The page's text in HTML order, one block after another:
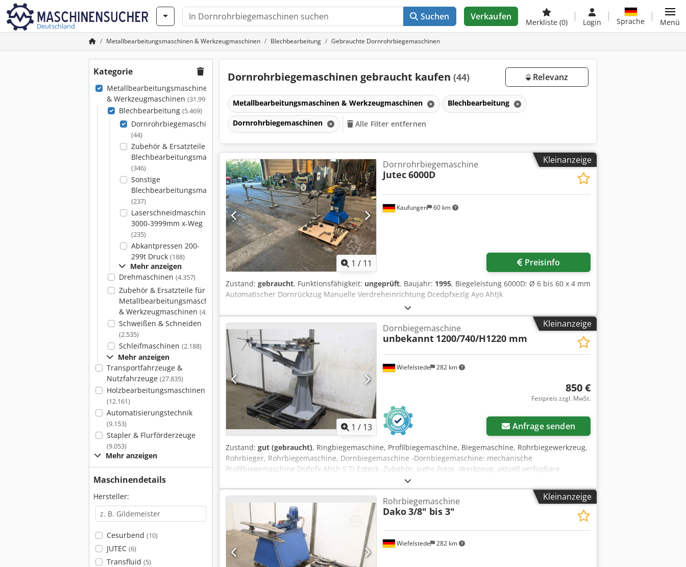
Deutschland
Suchen Verkaufen
Merkliste (0) Login Sprache Menü
Metallbearbeitungsmaschinen & Werkzeugmaschinen Blechbearbeitung Gebrauchte Dornrohrbiegemaschinen
Kategorie
Metallbearbeitungsmaschinen
& Werkzeugmaschinen (31.991)
Blechbearbeitung (5.469)
Dornrohrbiegemaschinen
(44)
Zubehör & Ersatzteile für
Blechbearbeitungsmaschinen
(346)
Sonstige
Blechbearbeitungsmaschinen
(237)
Laserschneidmaschinen
3000-3999mm x-Weg
(235)
Abkantpressen 200-
299t Druck (188)
Mehr anzeigen
Drehmaschinen (4.357)
Zubehör & Ersatzteile für
Metallbearbeitungsmaschinen
& Werkzeugmaschinen (4.086)
Schweißen & Schneiden
(2.535)
Schleifmaschinen (2.188)
Mehr anzeigen
Transportfahrzeuge &
Nutzfahrzeuge (27.835)
Holzbearbeitungsmaschinen
(12.161)
Automatisierungstechnik
(9.153)
Stapler & Flurförderzeuge
(9.053)
Mehr anzeigen
Maschinendetails
Hersteller:
Cesurbend (10)
JUTEC (6)
Transfluid (5)
Dornrohrbiegemaschinen gebraucht kaufen (44) Relevanz
Metallbearbeitungsmaschinen & Werkzeugmaschinen Blechbearbeitung
Dornrohrbiegemaschinen Alle Filter entfernen
Kleinanzeige
1 / 11
Kaufungen 60 km
Dornrohrbiegemaschine
Jutec6000D
Preisinfo
Zustand: gebraucht, Funktionsfähigkeit: ungeprüft, Baujahr: 1995, Biegeleistung 6000D: Ø 6 bis 60 x 4 mm
Automatischer Dornrückzug Manuelle Verdreheinrichtung Dcedpfxezlg Ayo Ahtjk
Kleinanzeige
1 / 13
Wiefelstede 282 km
Dornbiegemaschine
unbekannt 1200/740/H1220 mm
850 €
Festpreis zzgl. MwSt.
Anfrage senden
Zustand: gut (gebraucht), Ringbiegemaschine, Profilbiegemaschine, Biegemaschine, Rohrbiegewerkzeug,
Rohrbieger, Rohrbiegemaschine, Dornbiegemaschine -Dornbiegemaschine: mechanische
Profilbiegemaschine Dsdpfx Ahsh S Ti Eoteck -Zubehör: siehe Fotos -Werkzeug: aktuell verfügbare
Werkzeuge sind für Kastenprofile ausgelegt -Abmessung ges.: 1200/740/H1220 mm -Gewicht: 169 kg
Kleinanzeige
Wiefelstede 282 km
Rohrbiegemaschine
Dako3/8" bis 3"